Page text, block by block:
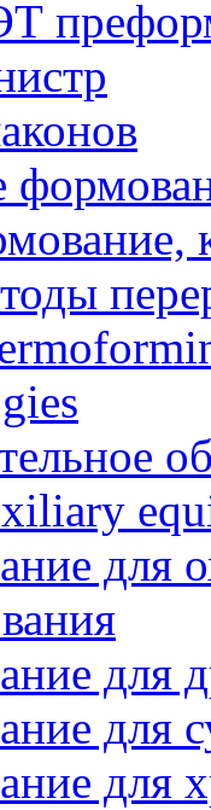
для
для
для
для